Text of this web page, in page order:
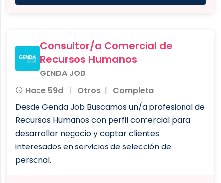
Consultor/a Comercial de
Recursos Humanos
GENDA JOB
Hace 59d
Otros
Completa
Desde Genda Job Buscamos un/a profesional de
Recursos Humanos con perfil comercial para
desarrollar negocio y captar clientes
interesados en servicios de selección de
personal.